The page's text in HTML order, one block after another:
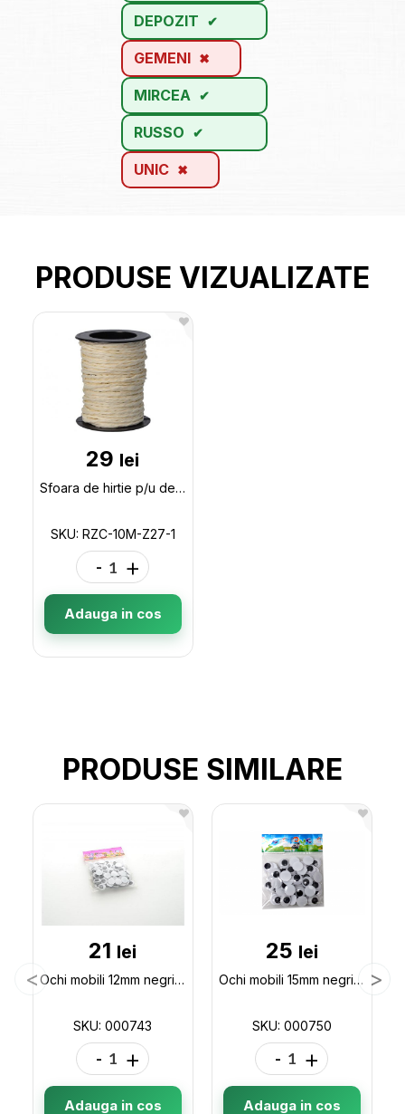
DEPOZIT
GEMENI
MIRCEA
RUSSO
UNIC
PRODUSE VIZUALIZATE
29 lei
Sfoara de hirtie p/u decor 10m Maxi Ivory RZC-10M-Z27-1
SKU: RZC-10M-Z27-1
- +
Adauga in cos
PRODUSE SIMILARE
21 lei
Ochi mobili 12mm negri (ML11-5) 000743
SKU: 000743
- +
Adauga in cos
25 lei
Ochi mobili 15mm negri (ML11-6/ML21-7) 000750
SKU: 000750
- +
Adauga in cos